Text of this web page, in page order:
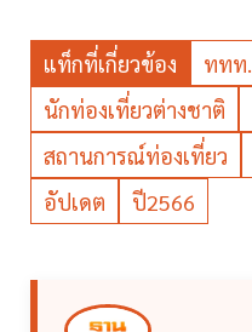
แท็กที่เกี่ยวข้อง ททท.
นักท่องเที่ยวต่างชาติ
สถานการณ์ท่องเที่ยว
อัปเดต
ปี2566